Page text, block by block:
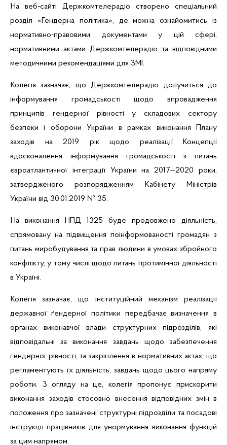
На веб-сайті Держкомтелерадіо створено спеціальний
розділ «Гендерна політика», де можна ознайомитись із
нормативно-правовими документами у цій сфері,
нормативними актами Держкомтелерадіо та відповідними
методичними рекомендаціями для ЗМІ.
Колегія зазначає, що Держкомтелерадіо
долучиться до
інформування громадськості щодо впровадження
принципів гендерної рівності у складових сектору
безпеки і оборони України в рамках виконання Плану
заходів на 2019 рік щодо реалізації
Концепції
вдосконалення інформування громадськості з питань
євроатлантичної інтеграції України на 2017—2020 роки,
затвердженого розпорядженням Кабінету Міністрів
України від 30.01.2019 № 35.
На виконання НПД 1325 буде продовжено діяльність,
спрямовану на підвищення поінформованості громадян з
питань миробудування та прав людини в умовах збройного
конфлікту, у тому числі щодо питань протимінної діяльності
в Україні.
Колегія зазначає, що інституційний механізм реалізації
державної ґендерноїполітики передбачає визначення в
органах виконавчої влади структурних підрозділів, які
відповідальні за виконання завдань щодо забезпечення
гендерної рівності, та закріплення в нормативних актах, що
регламентують їх діяльність, завдань щодо цього напряму
роботи. З огляду на це, колегія пропонує прискорити
виконання заходів стосовно внесення відповідних змін в
положення про зазначені структурні підрозділи та посадові
інструкції працівників для унормування виконання функцій
за цим напрямом.